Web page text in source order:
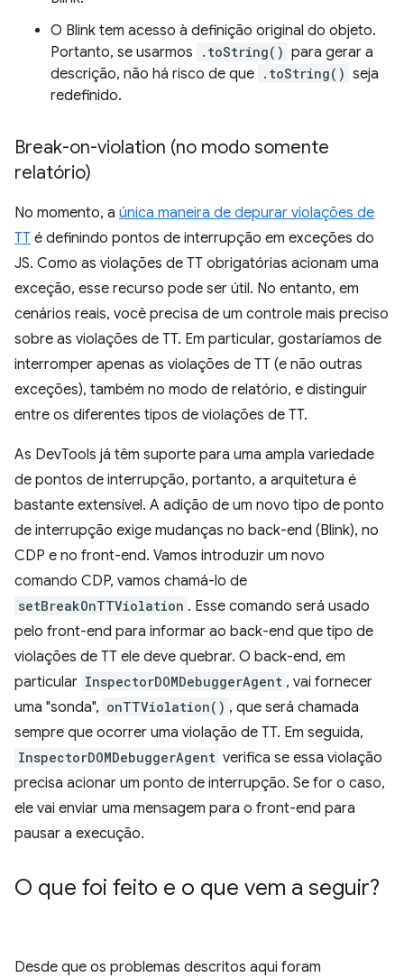
O Blink tem acesso à definição original do objeto.
Portanto, se usarmos
.toString() para gerar a
descrição, não há risco de que .toString() seja
redefinido.
Break-on-violation (no modo somente
relatório)
No momento, a única maneira de depurar violações de
TT é definindo pontos de interrupção em exceções do
JS. Como as violações de TT obrigatórias acionam uma
exceção, esse recurso pode ser útil. No entanto, em
cenários reais, você precisa de um controle mais preciso
sobre as violações de TT. Em particular, gostaríamos de
interromper apenas as violações de TT (e não outras
exceções), também no modo de relatório, e distinguir
entre os diferentes tipos de violações de TT.
As DevTools já têm suporte para uma ampla variedade
de pontos de interrupção, portanto, a arquitetura é
bastante extensível. A adição de um novo tipo de ponto
de interrupção exige mudanças no back-end (Blink), no
CDP e no front-end. Vamos introduzir um novo
comando CDP, vamos chamá-lo de
setBreakOnTTViolation . Esse comando será usado
pelo front-end para informar ao back-end que tipo de
violações de TT ele deve quebrar. O back-end, em
particular InspectorDOMDebuggerAgent , vai fornecer
uma "sonda", onTTViolation() , que será chamada
sempre que ocorrer uma violação de TT. Em seguida,
InspectorDOMDebuggerAgent verifica se essa violação
precisa acionar um ponto de interrupção. Se for o caso,
ele vai enviar uma mensagem para o front-end para
pausar a execução.
O que foi feito e o que vem a seguir?
Desde que os problemas descritos aqui foram